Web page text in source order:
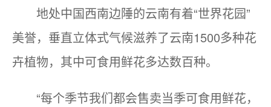
地处中国西南边陲的云南有着“世界花园”
美誉，垂直立体式气候滋养了云南1500多种花
卉植物，其中可食用鲜花多达数百种。
“每个季节我们都会售卖当季可食用鲜花，